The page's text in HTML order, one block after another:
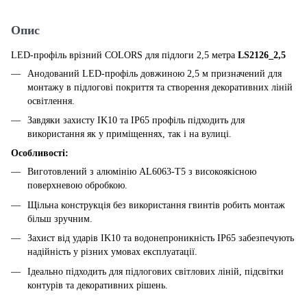
Опис
LED-профіль врізний COLORS для підлоги 2,5 метра LS2126_2,5
Анодований LED-профіль довжиною 2,5 м призначений для
монтажу в підлогові покриття та створення декоративних ліній
освітлення.
Завдяки захисту IK10 та IP65 профіль підходить для
використання як у приміщеннях, так і на вулиці.
Особливості:
Виготовлений з алюмінію AL6063-T5 з високоякісною
поверхневою обробкою.
Щільна конструкція без використання гвинтів робить монтаж
більш зручним.
Захист від ударів IK10 та водонепроникність IP65 забезпечують
надійність у різних умовах експлуатації.
Ідеально підходить для підлогових світлових ліній, підсвітки
контурів та декоративних рішень.